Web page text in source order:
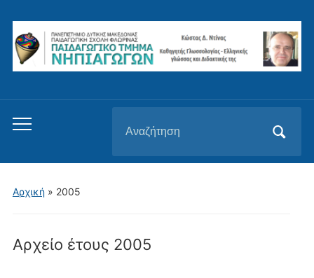
Εναλλαγή
μενού
για
για:
Αρχική» 2005
Αρχείο έτους 2005